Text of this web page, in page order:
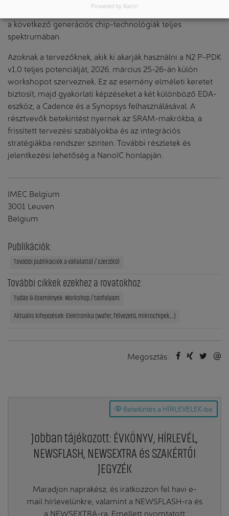
kötés, interposerek), amelyek lehetővé teszik az innovációt
a következő generációs chip-technológiák teljes
spektrumában.
Azoknak a tervezőknek, akik ki akarják használni a N2 P-PDK
v1.0 teljes potenciálját, 2026. március 25-26-án külön
workshopot szerveznek. Ez az esemény elméleti keretet
biztosít, majd gyakorlati képzéseket a két különböző EDA-
eszköz, a Cadence és a Synopsys felhasználásával. A
résztvevők betekintést nyernek az SRAM-makrókba, a
frissített tervezési szabályokba és az integrációs
stratégiákba rendszer szinten. További részletek és
jelentkezési lehetőség a NanoIC honlapján.
IMEC Belgium
3001 Leuven
Belgium
Publikációk:
További publikációk a vállalattól / szerzőtől
További cikkek ezekhez a rovatokhoz:
Tudás & Események: Workshop / tanfolyam
Aktuális kifejezések: Elektronika (wafer, félvezető, mikrochipek,...)
Megosztás:
Betekintés a HÍRLEVELEK-be
Jobban tájékozott: ÉVKÖNYV, HÍRLEVÉL,
NEWSFLASH, NEWSEXTRA és SZAKÉRTŐI
JEGYZÉK
Maradjon naprakész, és iratkozzon fel havi e-
mail hírlevelünkre, valamint a NEWSFLASH-ra és
a NEWSEXTRA-ra. Emellett nyomtatott
Powered by Klaro!